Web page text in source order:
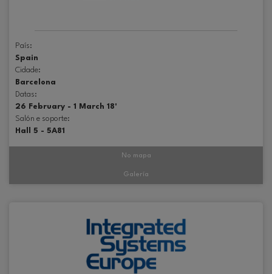
País:
Spain
Cidade:
Barcelona
Datas:
26 February - 1 March 18'
Salón e soporte:
Hall 5 - 5A81
No mapa
Galería